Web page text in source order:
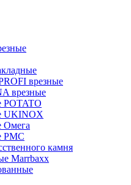
врезные
врезные
POTATO
UKINOX
Омега
РМС
камня
Marrbaxx